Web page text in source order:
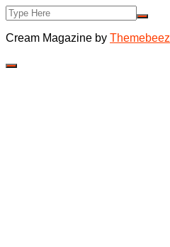
Cream Magazine by Themebeez